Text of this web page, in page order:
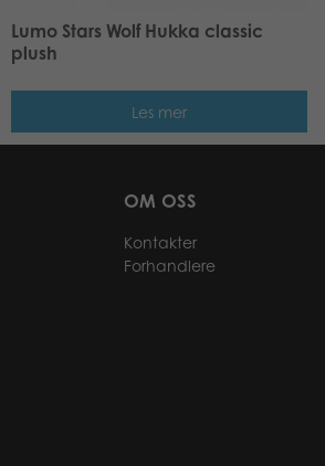
Lumo Stars Wolf Hukka classic
plush
Les mer
OM OSS
Kontakter
Forhandlere